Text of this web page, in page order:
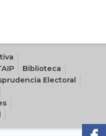
Biblioteca
Electoral